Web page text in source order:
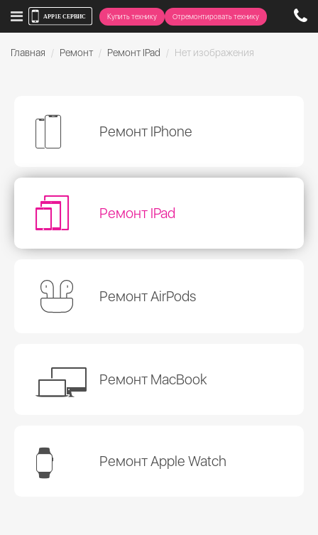
Купить технику Отремонтировать технику
Главная Ремонт Ремонт IPad Нет изображения
Ремонт IPhone
Ремонт IPad
Ремонт AirPods
Ремонт MacBook
Ремонт Apple Watch